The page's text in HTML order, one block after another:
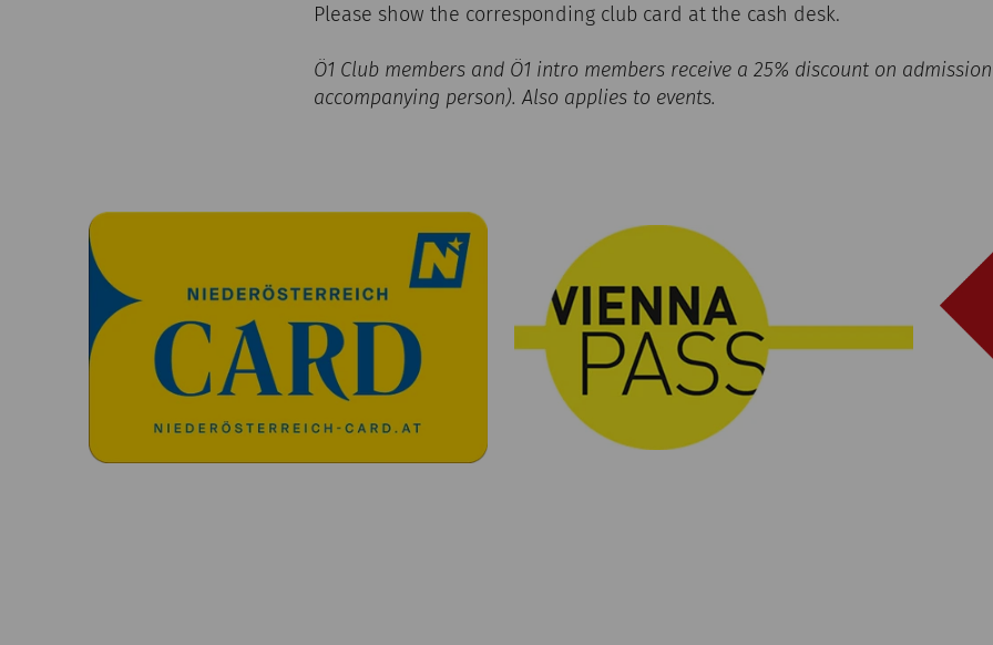
Please show the corresponding club card at the cash desk.
Ö1 Club members and Ö1 intro members receive a 25% discount on
accompanying person). Also applies to events.